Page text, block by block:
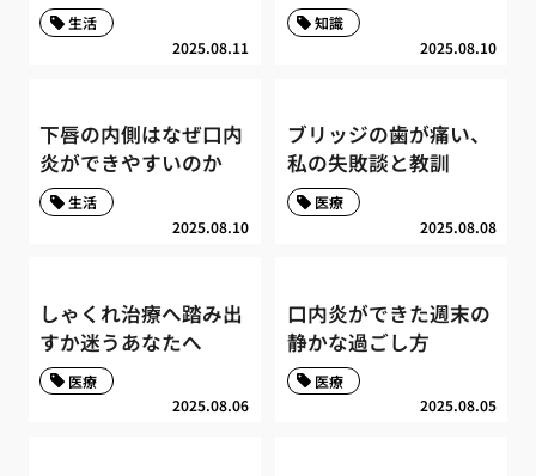
2025.08.11
生活
2025.08.10
知識
下唇の内側はなぜ口内
炎ができやすいのか
2025.08.10
生活
ブリッジの歯が痛い、
私の失敗談と教訓
2025.08.08
医療
しゃくれ治療へ踏み出
すか迷うあなたへ
2025.08.06
医療
口内炎ができた週末の
静かな過ごし方
2025.08.05
医療